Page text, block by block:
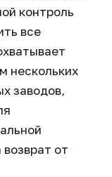
контроль
все
нескольких
заводов,
от